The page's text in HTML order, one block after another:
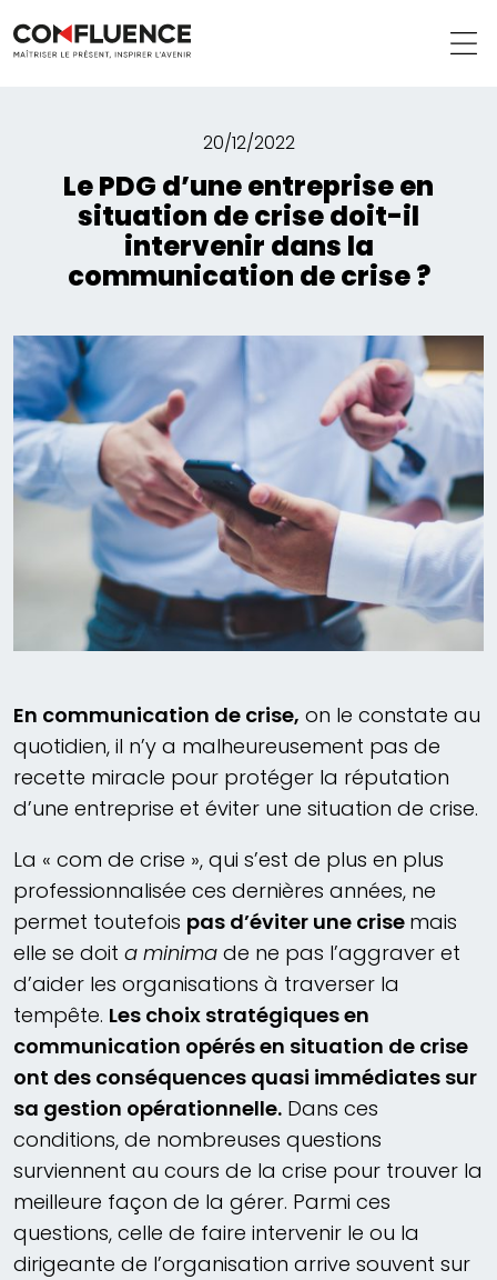
20/12/2022
Le PDG d’une entreprise en
situation de crise doit-il
intervenir dans la
communication de crise ?
En communication de crise, on le constate au
quotidien, il n’y a malheureusement pas de
recette miracle pour protéger la réputation
d’une entreprise et éviter une situation de crise.
La « com de crise », qui s’est de plus en plus
professionnalisée ces dernières années, ne
permet toutefois pas d’éviter une crise mais
elle se doit a minima de ne pas l’aggraver et
d’aider les organisations à traverser la
tempête. Les choix stratégiques en
communication opérés en situation de crise
ont des conséquences quasi immédiates sur
sa gestion opérationnelle. Dans ces
conditions, de nombreuses questions
surviennent au cours de la crise pour trouver la
meilleure façon de la gérer. Parmi ces
questions, celle de faire intervenir le ou la
dirigeante de l’organisation arrive souvent sur